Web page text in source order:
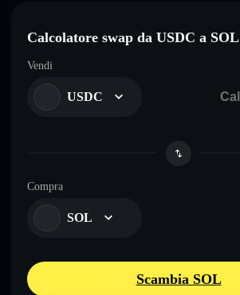
Calcolatore swap da USDC a SOL
Vendi
USDC
Compra
SOL
Scambia SOL